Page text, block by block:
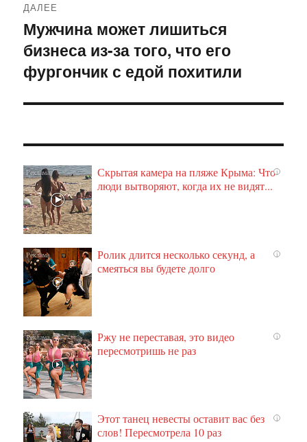
ДАЛЕЕ
Следующая
запись:
Мужчина может лишиться
бизнеса из-за того, что его
фургончик с едой похитили
i
Скрытая камера на пляже Крыма: Что
люди вытворяют, когда их не видят...
i
Ролик длится несколько секунд, а
смеяться вы будете долго
i
Ржу не переставая, это видео
пересмотришь не раз
i
Этот танец невесты оставит вас без
слов! Пересмотрела 10 раз